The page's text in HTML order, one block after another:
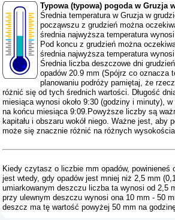
Typowa (typowa) pogoda w Gruzja
Średnia temperatura w Gruzja w
począwszu z grudzień można
średnia najwyższa temperatura
Pod koncu z grudzień można
średnia najwyższa temperatura
Średnia liczba deszczowe dni
opadów 20.9 mm (Spójrz co oznacza
planowaniu podróży pamiętaj, że
różnić się od tych średnich wartości. Długość
miesiąca wynosi około 9:30 (godziny i minuty), w
na końcu miesiąca 9:09.Powyższe liczby są
kapitału i obszaru wokół niego. Ważne jest, aby
może się znacznie różnić na różnych
Kiedy czytasz o liczbie mm opadów, powinieneś
jest wtedy, gdy opadów jest mniej niż 2,5 mm
umiarkowanym deszczu liczba ta wynosi od 2,5
przy ulewnym deszczu wynosi ona 10 mm - 50
deszcz ma tę wartość powyżej 50 mm na